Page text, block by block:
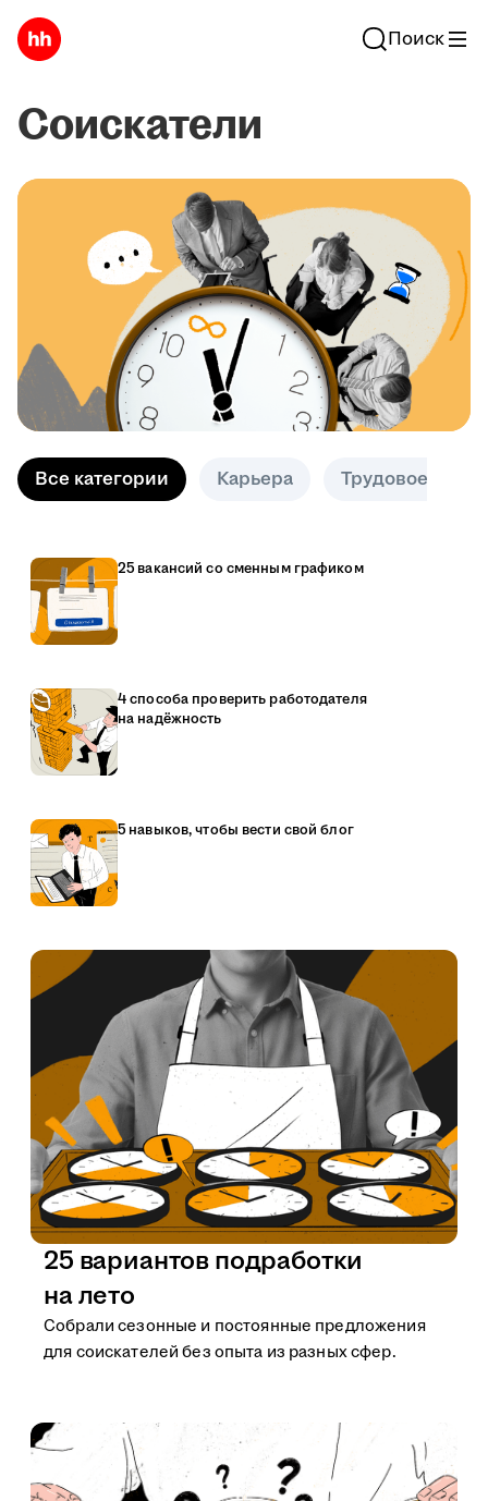
Поиск
Соискатели
Все категории Карьера Трудовое право
25 вакансий со сменным графиком
4 способа проверить работодателя
на надёжность
5 навыков, чтобы вести свой блог
25 вариантов подработки
на лето
Собрали сезонные и постоянные предложения
для соискателей без опыта из разных сфер.